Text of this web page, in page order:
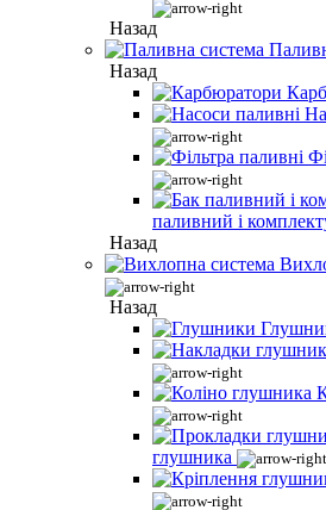
Назад
Назад
паливний і
Назад
Назад
глушника